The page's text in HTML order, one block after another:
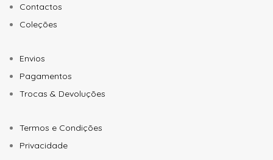
Contactos
Coleções
Envios
Pagamentos
Trocas & Devoluções
Termos e Condições
Privacidade